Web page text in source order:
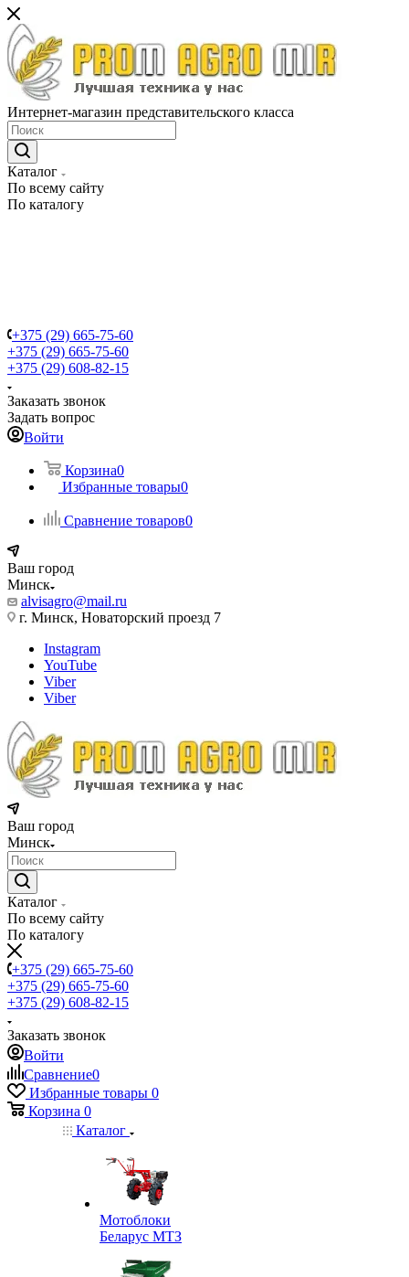
Интернет-магазин представительского класса
Каталог
По всему сайту
По каталогу
+375 (29) 665-75-60
+375 (29) 665-75-60
+375 (29) 608-82-15
Заказать звонок
Задать вопрос
Войти
Корзина0
Избранные товары0
Сравнение товаров0
Ваш город
Минск
alvisagro@mail.ru
г. Минск, Новаторский проезд 7
Instagram
YouTube
Viber
Viber
Ваш город
Минск
Каталог
По всему сайту
По каталогу
+375 (29) 665-75-60
+375 (29) 665-75-60
+375 (29) 608-82-15
Заказать звонок
Войти
Сравнение0
Избранные товары 0
Корзина 0
Каталог
Мотоблоки
Беларус МТЗ